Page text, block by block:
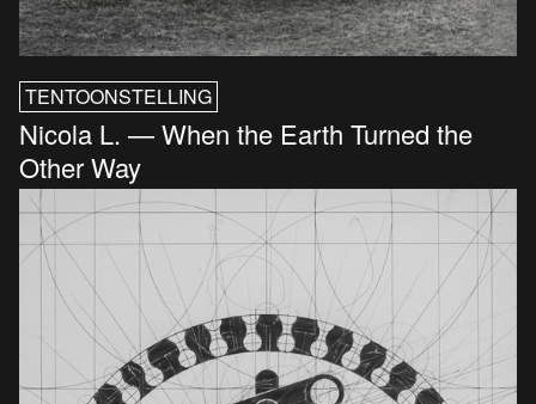
TENTOONSTELLING
Nicola L. — When the Earth Turned the
Other Way